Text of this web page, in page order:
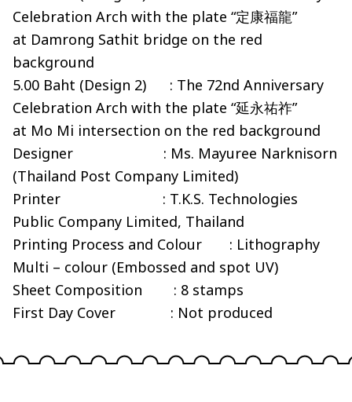
Celebration Arch with the plate “定康福龍”
at Damrong Sathit bridge on the red
background
5.00 Baht (Design 2) : The 72nd Anniversary
Celebration Arch with the plate “延永祐祚”
at Mo Mi intersection on the red background
Designer : Ms. Mayuree Narknisorn
(Thailand Post Company Limited)
Printer : T.K.S. Technologies
Public Company Limited, Thailand
Printing Process and Colour : Lithography
Multi – colour (Embossed and spot UV)
Sheet Composition : 8 stamps
First Day Cover : Not produced